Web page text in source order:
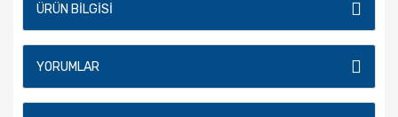
ÜRÜN BILGISI
YORUMLAR